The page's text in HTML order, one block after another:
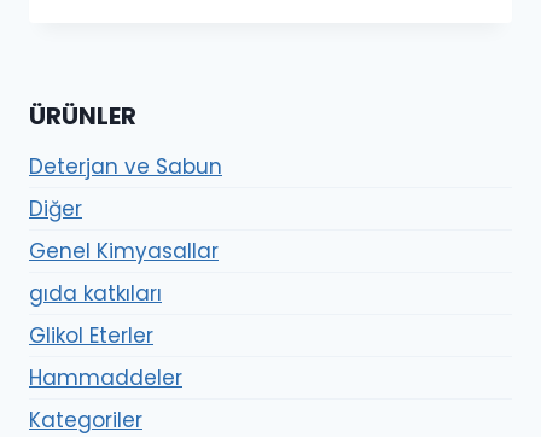
ÜRÜNLER
Deterjan ve Sabun
Diğer
Genel Kimyasallar
gıda katkıları
Glikol Eterler
Hammaddeler
Kategoriler